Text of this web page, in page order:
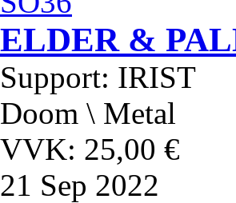
ELDER &
Support: IRIST
Doom \ Metal
VVK: 25,00 €
21 Sep 2022